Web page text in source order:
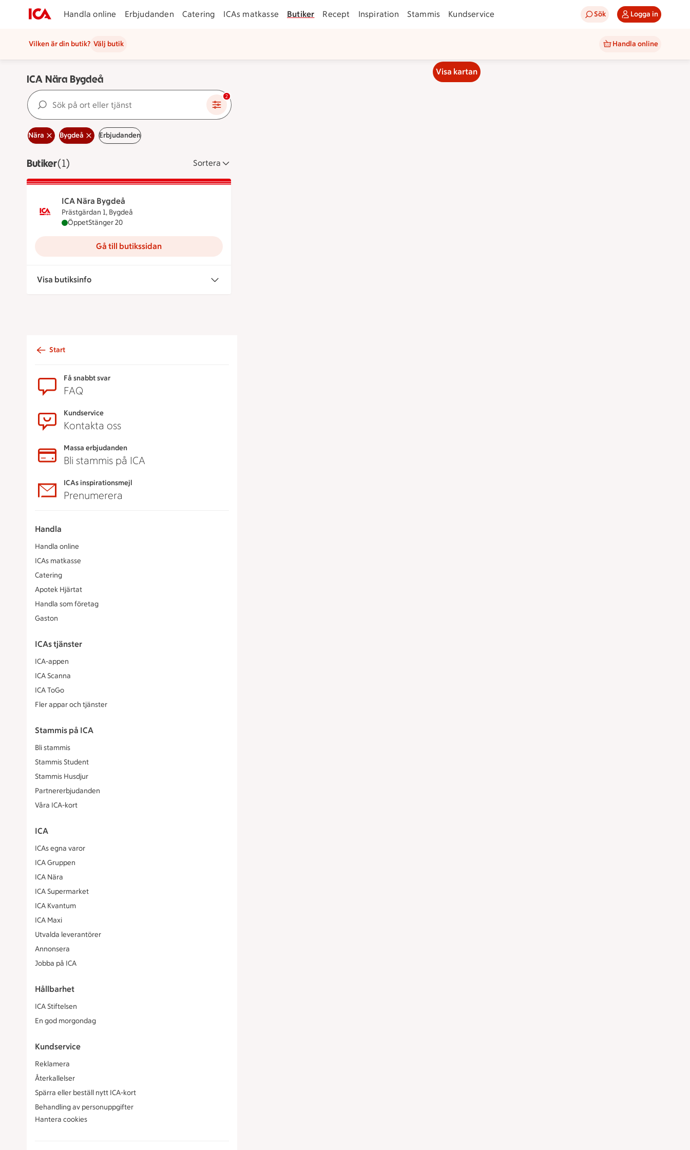
Handla online Erbjudanden Catering ICAs matkasse Butiker Recept Inspiration Stammis Kundservice Sök Logga in
Vilken är din butik? Välj butik Handla online
ICA Nära Bygdeå
Sök på ort eller tjänst 2
Nära Bygdeå Erbjudanden
ButikerVisar 1 stycken
(1) Sortera
ICA Nära Bygdeå
Prästgärdan 1, Bygdeå
ICA Nära Bygdeå är öppen nu, stänger klockan 20
ÖppetStänger 20
Gå till butikssidan
Visa butiksinfo
Start
Få snabbt svar
FAQ
Kundservice
Kontakta oss
Massa erbjudanden
Bli stammis på ICA
ICAs inspirationsmejl
Prenumerera
Handla
Handla online
ICAs matkasse
Catering
Apotek Hjärtat
Handla som företag
Gaston
ICAs tjänster
ICA-appen
ICA Scanna
ICA ToGo
Fler appar och tjänster
Stammis på ICA
Bli stammis
Stammis Student
Stammis Husdjur
Partnererbjudanden
Våra ICA-kort
ICA
ICAs egna varor
ICA Gruppen
ICA Nära
ICA Supermarket
ICA Kvantum
ICA Maxi
Utvalda leverantörer
Annonsera
Jobba på ICA
Hållbarhet
ICA Stiftelsen
En god morgondag
Kundservice
Reklamera
Återkallelser
Spärra eller beställ nytt ICA-kort
Behandling av personuppgifter
Hantera cookies
Visa kartan